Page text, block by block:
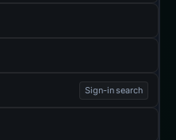
Sign-in search